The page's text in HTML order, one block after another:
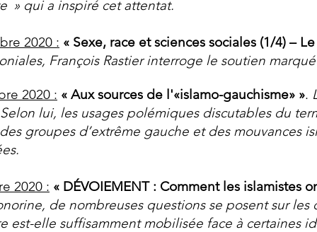
» qui a inspiré cet attentat.
2020 : « Sexe, race et sciences sociales (1/4) –
François Rastier interroge le soutien
2020 : « Aux sources de l'«islamo-gauchisme» ».
lui, les usages polémiques discutables du
groupes d’extrême gauche et des mouvances
2020 : « DÉVOIEMENT : Comment les islamistes
de nombreuses questions se posent sur
est-elle suffisamment mobilisée face à certaines